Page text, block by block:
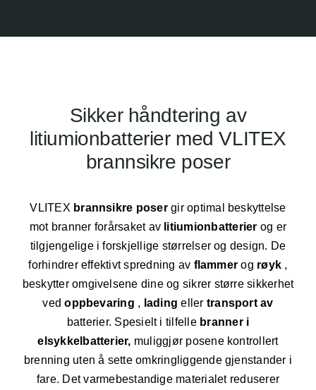
Bruksområder
Blogg
Sikker håndtering av
litiumionbatterier med VLITEX
brannsikre poser
VLITEX brannsikre posergir optimal beskyttelse
mot branner forårsaket av litiumionbatterier og er
tilgjengelige i forskjellige størrelser og design. De
forhindrer effektivt spredning av flammer og røyk ,
beskytter omgivelsene dine og sikrer større sikkerhet
vedoppbevaring , lading eller transport av
batterier. Spesielt i tilfelle branner i
elsykkelbatterier, muliggjør posene kontrollert
brenning uten å sette omkringliggende gjenstander i
fare. Det varmebestandige materialet reduserer